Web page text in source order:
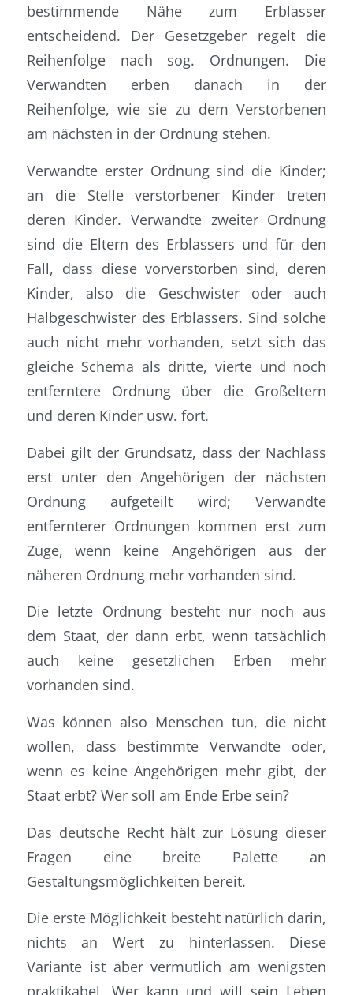
bestimmende Nähe zum Erblasser
entscheidend. Der Gesetzgeber regelt die
Reihenfolge nach sog. Ordnungen. Die
Verwandten erben danach in der
Reihenfolge, wie sie zu dem Verstorbenen
am nächsten in der Ordnung stehen.
Verwandte erster Ordnung sind die Kinder;
an die Stelle verstorbener Kinder treten
deren Kinder. Verwandte zweiter Ordnung
sind die Eltern des Erblassers und für den
Fall, dass diese vorverstorben sind, deren
Kinder, also die Geschwister oder auch
Halbgeschwister des Erblassers. Sind solche
auch nicht mehr vorhanden, setzt sich das
gleiche Schema als dritte, vierte und noch
entferntere Ordnung über die Großeltern
und deren Kinder usw. fort.
Dabei gilt der Grundsatz, dass der Nachlass
erst unter den Angehörigen der nächsten
Ordnung aufgeteilt wird; Verwandte
entfernterer Ordnungen kommen erst zum
Zuge, wenn keine Angehörigen aus der
näheren Ordnung mehr vorhanden sind.
Die letzte Ordnung besteht nur noch aus
dem Staat, der dann erbt, wenn tatsächlich
auch keine gesetzlichen Erben mehr
vorhanden sind.
Was können also Menschen tun, die nicht
wollen, dass bestimmte Verwandte oder,
wenn es keine Angehörigen mehr gibt, der
Staat erbt? Wer soll am Ende Erbe sein?
Das deutsche Recht hält zur Lösung dieser
Fragen eine breite Palette an
Gestaltungsmöglichkeiten bereit.
Die erste Möglichkeit besteht natürlich darin,
nichts an Wert zu hinterlassen. Diese
Variante ist aber vermutlich am wenigsten
praktikabel. Wer kann und will sein Leben